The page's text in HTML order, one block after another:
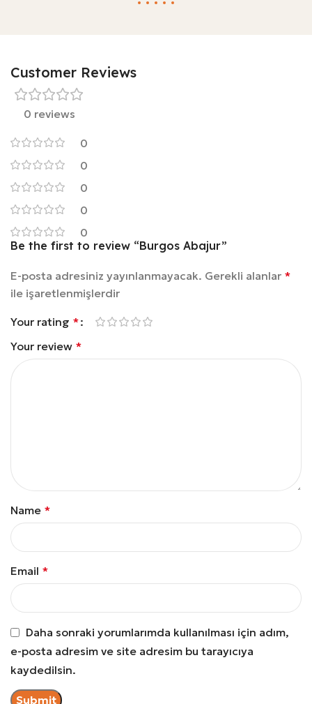
Customer Reviews
0 reviews
0
0
0
0
0
Be the first to review “Burgos Abajur”
E-posta adresiniz yayınlanmayacak. Gerekli alanlar *
ile işaretlenmişlerdir
Your rating *
Your review *
Name *
Email *
Daha sonraki yorumlarımda kullanılması için adım,
e-posta adresim ve site adresim bu tarayıcıya
kaydedilsin.